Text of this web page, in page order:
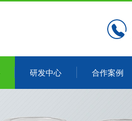
研发中心 合作案例